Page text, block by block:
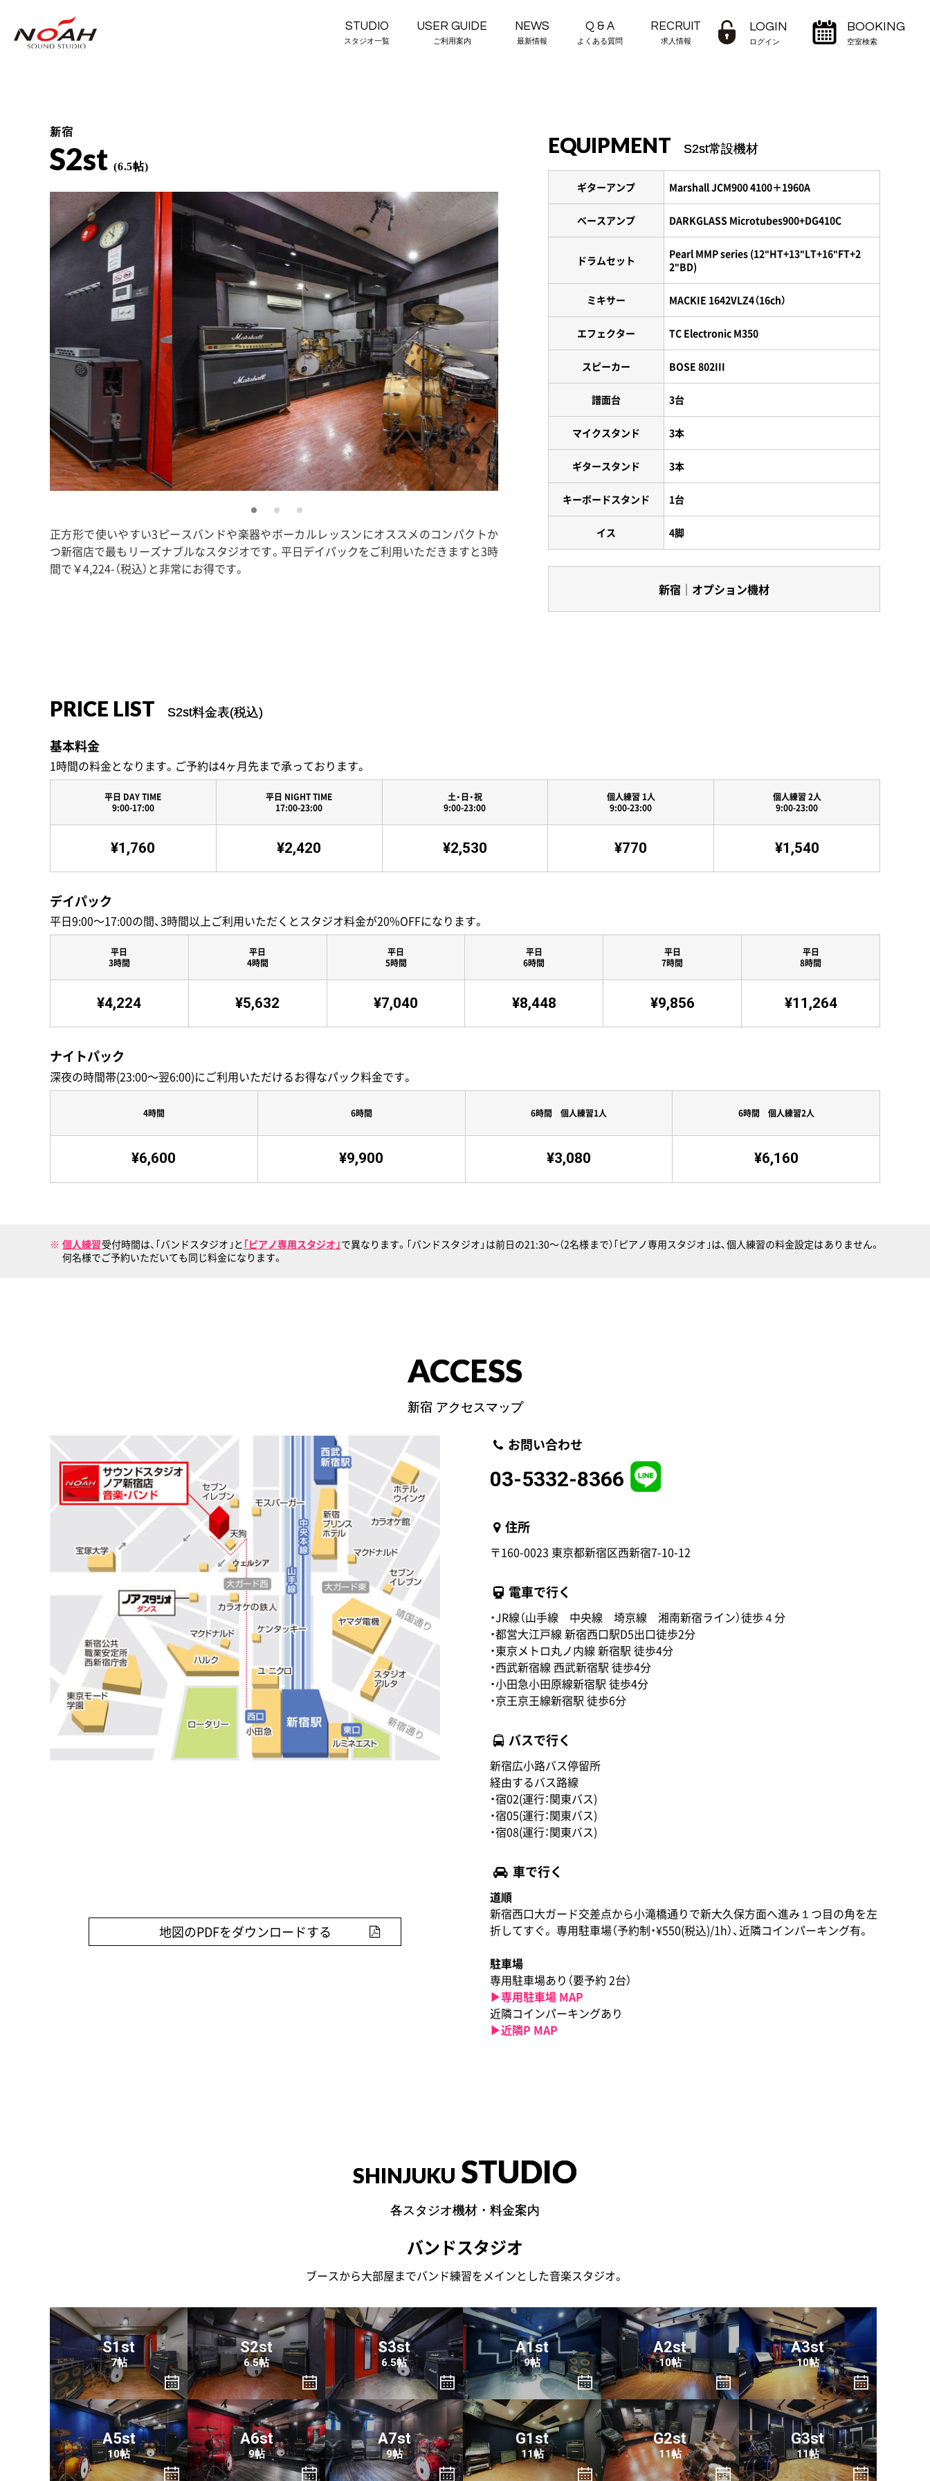
STUDIO
スタジオ一覧
USER GUIDE
ご利用案内
NEWS
最新情報
Q & A
よくある質問
RECRUIT
求人情報
LOGIN
ログイン
BOOKING
空室検索
新宿
S2st (6.5帖)
正方形で使いやすい3ピースバンドや楽器やボーカルレッスンにオススメのコンパクトか
つ新宿店で最もリーズナブルなスタジオです。平日デイパックをご利用いただきますと3時
間で￥4,224-（税込）と非常にお得です。
EQUIPMENT S2st常設機材
ギターアンプ Marshall JCM900 4100＋1960A
ベースアンプ DARKGLASS Microtubes900+DG410C
ドラムセット
Pearl MMP series (12"HT+13"LT+16"FT+2
2"BD)
ミキサー MACKIE 1642VLZ4（16ch）
エフェクター TC Electronic M350
スピーカー BOSE 802III
譜面台 3台
マイクスタンド 3本
ギタースタンド 3本
キーボードスタンド 1台
イス 4脚
新宿｜オプション機材
PRICE LIST S2st料金表(税込)
基本料金
1時間の料金となります。ご予約は4ヶ月先まで承っております。
平日 DAY TIME
9:00-17:00
¥1,760
平日 NIGHT TIME
17:00-23:00
¥2,420
土・日・祝
9:00-23:00
¥2,530
個人練習 1人
9:00-23:00
¥770
個人練習 2人
9:00-23:00
¥1,540
デイパック
平日9:00〜17:00の間、3時間以上ご利用いただくとスタジオ料金が20%OFFになります。
平日
3時間
¥4,224
平日
4時間
¥5,632
平日
5時間
¥7,040
平日
6時間
¥8,448
平日
7時間
¥9,856
平日
8時間
¥11,264
ナイトパック
深夜の時間帯(23:00〜翌6:00)にご利用いただけるお得なパック料金です。
4時間
¥6,600
6時間
¥9,900
6時間 個人練習1人
¥3,080
6時間 個人練習2人
¥6,160
個人練習受付時間は、｢バンドスタジオ｣と ｢ピアノ専用スタジオ｣で異なります。｢バンドスタジオ」は前日の21:30〜（2名様まで）｢ピアノ専用スタジオ｣は、個人練習の料金設定はありません。
何名様でご予約いただいても同じ料金になります。
ACCESS
新宿 アクセスマップ
地図のPDFをダウンロードする
お問い合わせ
03-5332-8366
住所
〒160-0023 東京都新宿区西新宿7-10-12
電車で行く
・JR線（山手線 中央線 埼京線 湘南新宿ライン）徒歩４分
・都営大江戸線 新宿西口駅D5出口徒歩2分
・東京メトロ丸ノ内線 新宿駅 徒歩4分
・西武新宿線 西武新宿駅 徒歩4分
・小田急小田原線新宿駅 徒歩4分
・京王京王線新宿駅 徒歩6分
バスで行く
新宿広小路バス停留所
経由するバス路線
・宿02(運行：関東バス)
・宿05(運行：関東バス)
・宿08(運行：関東バス)
車で行く
道順
新宿西口大ガード交差点から小滝橋通りで新大久保方面へ進み１つ目の角を左
折してすぐ。 専用駐車場（予約制・¥550(税込)/1h）、近隣コインパーキング有。
駐車場
専用駐車場あり（要予約 2台）
▶︎専用駐車場 MAP
近隣コインパーキングあり
▶︎近隣P MAP
SHINJUKU STUDIO
各スタジオ機材・料金案内
バンドスタジオ
ブースから大部屋までバンド練習をメインとした音楽スタジオ。
S1st
7帖
S2st
6.5帖
S3st
6.5帖
A1st
9帖
A2st
10帖
A3st
10帖
A5st
10帖
A6st
9帖
A7st
9帖
G1st
11帖
G2st
11帖
G3st
11帖